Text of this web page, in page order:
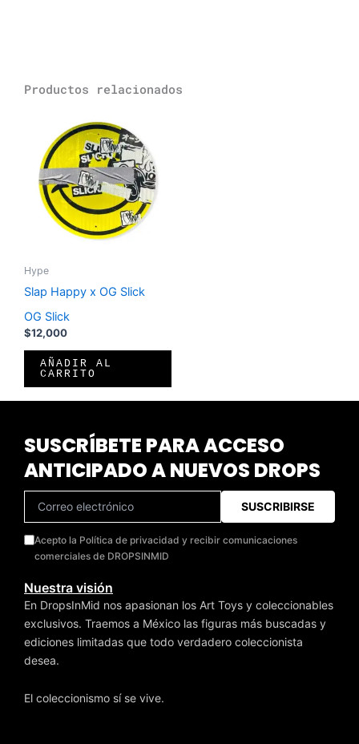
Productos relacionados
Hype
Slap Happy x OG Slick
OG Slick
$12,000
AÑADIR AL
CARRITO
SUSCRÍBETE PARA ACCESO
ANTICIPADO A NUEVOS DROPS
SUSCRIBIRSE
Acepto la Política de privacidad y recibir comunicaciones
comerciales de DROPSINMID
Nuestra visión
En DropsInMid nos apasionan los Art Toys y coleccionables
exclusivos. Traemos a México las figuras más buscadas y
ediciones limitadas que todo verdadero coleccionista
desea.
El coleccionismo sí se vive.